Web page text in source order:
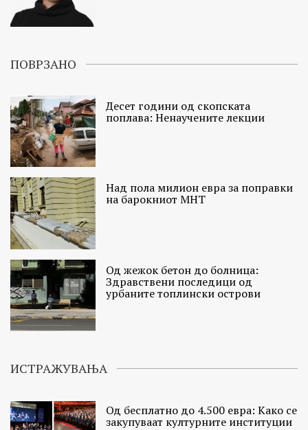
ПОВРЗАНО
Десет години од скопската
поплава: Ненаучените лекции
Над пола милион евра за поправки
на барокниот МНТ
Од жежок бетон до болница:
Здравствени последици од
урбаните топлински острови
ИСТРАЖУВАЊА
Од бесплатно до 4.500 евра: Како се
закупуваат културните институции